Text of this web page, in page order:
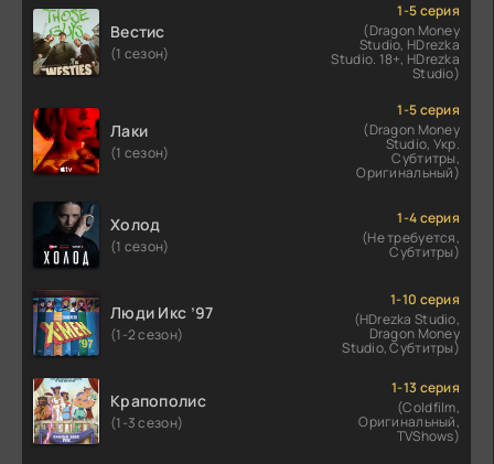
Вестис
(1 сезон)
1-5 серия
(Dragon Money
Studio, HDrezka
Studio. 18+, HDrezka
Studio)
Лаки
(1 сезон)
1-5 серия
(Dragon Money
Studio, Укр.
Субтитры,
Оригинальный)
Холод
(1 сезон)
1-4 серия
(Не требуется,
Субтитры)
Люди Икс ’97
(1-2 сезон)
1-10 серия
(HDrezka Studio,
Dragon Money
Studio, Субтитры)
Крапополис
(1-3 сезон)
1-13 серия
(Coldfilm,
Оригинальный,
TVShows)